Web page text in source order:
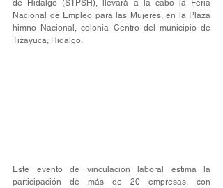
de Hidalgo (STPSH), llevará a la cabo la Feria
Nacional de Empleo para las Mujeres, en la Plaza
himno Nacional, colonia Centro del municipio de
Tizayuca, Hidalgo.
Este evento de vinculación laboral estima la
participación de más de 20 empresas, con